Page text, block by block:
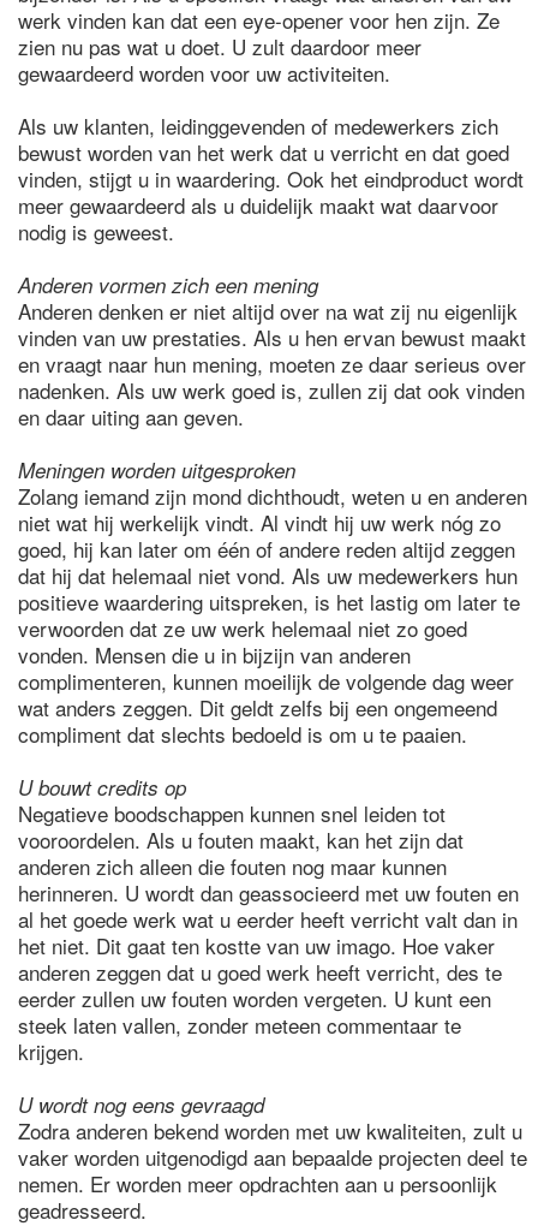
werk vinden kan dat een eye-opener voor hen zijn. Ze
zien nu pas wat u doet. U zult daardoor meer
gewaardeerd worden voor uw activiteiten.
Als uw klanten, leidinggevenden of medewerkers zich
bewust worden van het werk dat u verricht en dat goed
vinden, stijgt u in waardering. Ook het eindproduct wordt
meer gewaardeerd als u duidelijk maakt wat daarvoor
nodig is geweest.
Anderen vormen zich een mening
Anderen denken er niet altijd over na wat zij nu eigenlijk
vinden van uw prestaties. Als u hen ervan bewust maakt
en vraagt naar hun mening, moeten ze daar serieus over
nadenken. Als uw werk goed is, zullen zij dat ook vinden
en daar uiting aan geven.
Meningen worden uitgesproken
Zolang iemand zijn mond dichthoudt, weten u en anderen
niet wat hij werkelijk vindt. Al vindt hij uw werk nóg zo
goed, hij kan later om één of andere reden altijd zeggen
dat hij dat helemaal niet vond. Als uw medewerkers hun
positieve waardering uitspreken, is het lastig om later te
verwoorden dat ze uw werk helemaal niet zo goed
vonden. Mensen die u in bijzijn van anderen
complimenteren, kunnen moeilijk de volgende dag weer
wat anders zeggen. Dit geldt zelfs bij een ongemeend
compliment dat slechts bedoeld is om u te paaien.
U bouwt credits op
Negatieve boodschappen kunnen snel leiden tot
vooroordelen. Als u fouten maakt, kan het zijn dat
anderen zich alleen die fouten nog maar kunnen
herinneren. U wordt dan geassocieerd met uw fouten en
al het goede werk wat u eerder heeft verricht valt dan in
het niet. Dit gaat ten kostte van uw imago. Hoe vaker
anderen zeggen dat u goed werk heeft verricht, des te
eerder zullen uw fouten worden vergeten. U kunt een
steek laten vallen, zonder meteen commentaar te
krijgen.
U wordt nog eens gevraagd
Zodra anderen bekend worden met uw kwaliteiten, zult u
vaker worden uitgenodigd aan bepaalde projecten deel te
nemen. Er worden meer opdrachten aan u persoonlijk
geadresseerd.